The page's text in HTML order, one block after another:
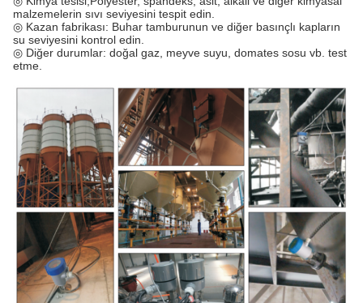
malzemelerin sıvı seviyesini tespit edin.
◎ Kazan fabrikası: Buhar tamburunun ve diğer basınçlı kapların
su seviyesini kontrol edin.
◎ Diğer durumlar: doğal gaz, meyve suyu, domates sosu vb. test
etme.